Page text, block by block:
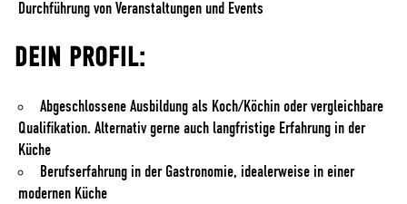
Durchführung von Veranstaltungen und Events
DEIN PROFIL:
Abgeschlossene Ausbildung als Koch/Köchin oder vergleichbare
Qualifikation. Alternativ gerne auch langfristige Erfahrung in der
Küche
Berufserfahrung in der Gastronomie, idealerweise in einer
modernen Küche